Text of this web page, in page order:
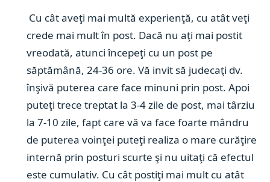
Cu cât aveţi mai multă experienţă, cu atât veţi
crede mai mult în post. Dacă nu aţi mai postit
vreodată, atunci începeţi cu un post pe
săptămână, 24-36 ore. Vă invit să judecaţi dv.
înşivă puterea care face minuni prin post. Apoi
puteţi trece treptat la 3-4 zile de post, mai târziu
la 7-10 zile, fapt care vă va face foarte mândru
de puterea voinţei puteţi realiza o mare curăţire
internă prin posturi scurte şi nu uitaţi că efectul
este cumulativ. Cu cât postiţi mai mult cu atât